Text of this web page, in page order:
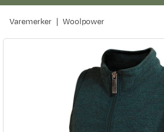
Varemerker Woolpower